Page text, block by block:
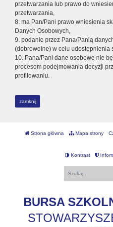
przetwarzania lub prawo do
przetwarzania,
8. ma Pan/Pani prawo wniesienia
Danych Osobowych,
9. podanie przez Pana/Panią
(dobrowolne) w celu udostępnienia
10. Pana/Pani dane osobowe nie
procesom podejmowania decyzji
profilowaniu.
zamknij
Strona główna Mapa strony
Kontrast
BURSA